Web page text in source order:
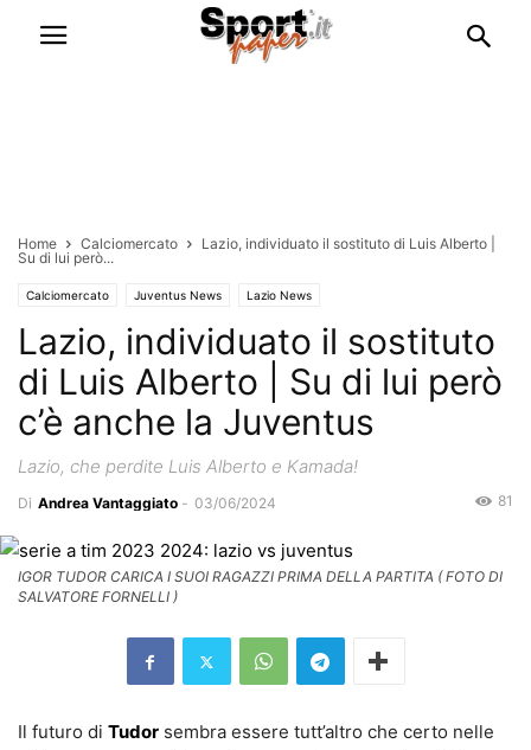
Home Calciomercato
Lazio, individuato il sostituto di Luis Alberto |
Su di lui però...
Calciomercato Juventus News Lazio News
Lazio, individuato il sostituto
di Luis Alberto | Su di lui però
c’è anche la Juventus
Lazio, che perdite Luis Alberto e Kamada!
Di Andrea Vantaggiato - 03/06/2024 81
IGOR TUDOR CARICA I SUOI RAGAZZI PRIMA DELLA PARTITA ( FOTO DI
SALVATORE FORNELLI )
Il futuro di Tudor sembra essere tutt’altro che certo nelle